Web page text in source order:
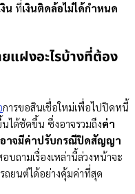
น ที่เงินติดล้อไม่ได้กำหนด
แฝงอะไรบ้างที่ต้อง
การขอสินเชื่อใหม่เพื่อไปปิดหนี้
นได้ชัดขึ้น ซึ่งอาจรวมถึงค่า
อาจมีค่าปรับกรณีปิดสัญญา
อบถามเรื่องเหล่านี้ล่วงหน้าจะ
ยนต์ได้อย่างคุ้มค่าที่สุด